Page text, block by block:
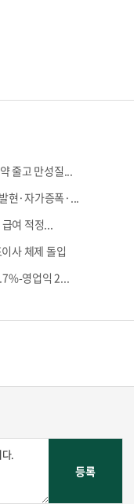
줄고 만성질...
현·자가증폭·...
여 적정...
사 체제 돌입
영업익 2...
박병준의 클래스토리